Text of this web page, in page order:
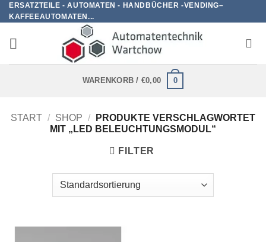
Zum
Inhalt
springen
ERSATZTEILE - AUTOMATEN - HANDBÜCHER -VENDING–
KAFFEEAUTOMATEN...
WARENKORB / €0,00 0
START / SHOP /
PRODUKTE VERSCHLAGWORTET
MIT „LED BELEUCHTUNGSMODUL“
FILTER